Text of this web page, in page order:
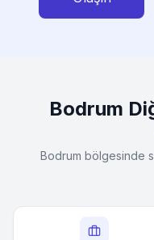
Bodrum
Bodrum bölgesinde